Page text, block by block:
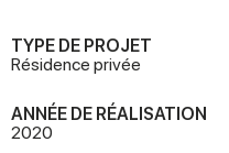
TYPE DE PROJET
Résidence privée
ANNÉE DE RÉALISATION
2020